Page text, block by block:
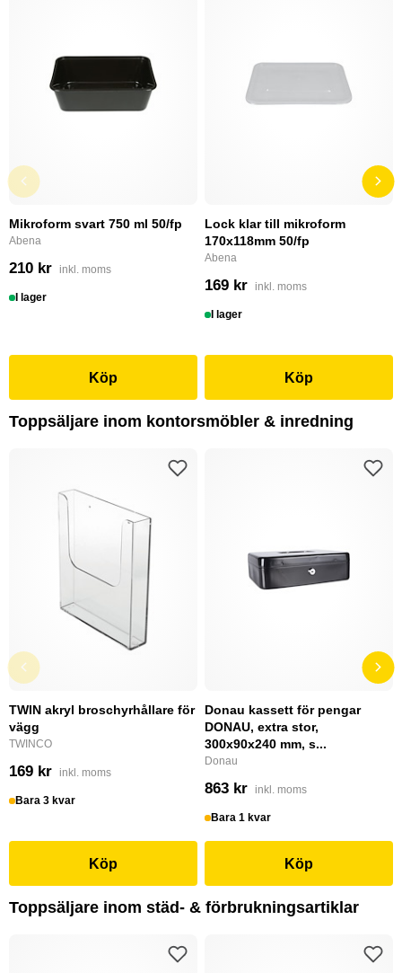
Mikroform svart 750 ml 50/fp
Abena
210 kr inkl. moms
I lager
Köp
Lock klar till mikroform
170x118mm 50/fp
Abena
169 kr inkl. moms
I lager
Köp
Toppsäljare inom kontorsmöbler & inredning
TWIN akryl broschyrhållare för
vägg
TWINCO
169 kr inkl. moms
Bara 3 kvar
Köp
Donau kassett för pengar
DONAU, extra stor,
300x90x240 mm, s...
Donau
863 kr inkl. moms
Bara 1 kvar
Köp
Toppsäljare inom städ- & förbrukningsartiklar